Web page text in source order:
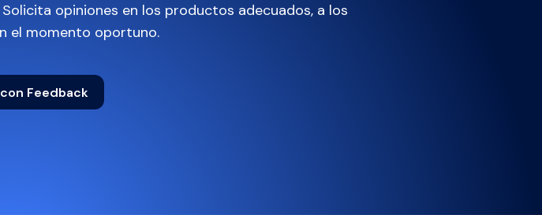
opiniones en los productos adecuados, a los
el momento oportuno.
Feedback